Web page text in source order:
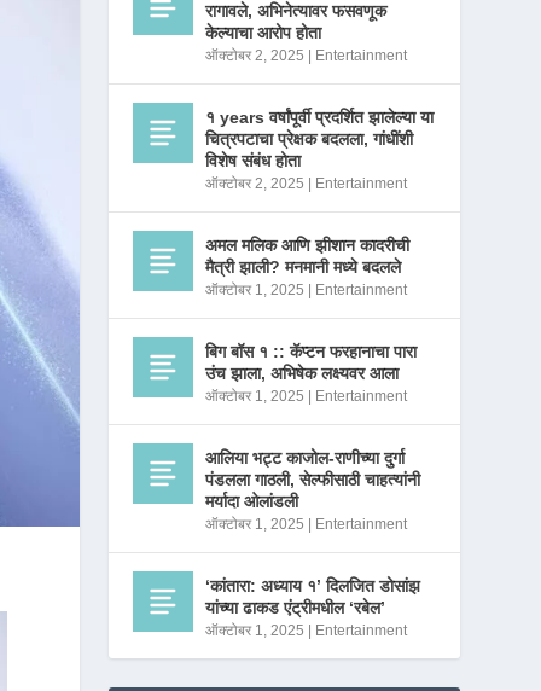
रागावले, अभिनेत्यावर फसवणूक
केल्याचा आरोप होता
ऑक्टोबर 2, 2025 Entertainment
१ years वर्षांपूर्वी प्रदर्शित झालेल्या या
चित्रपटाचा प्रेक्षक बदलला, गांधींशी
विशेष संबंध होता
ऑक्टोबर 2, 2025 Entertainment
अमल मलिक आणि झीशान कादरीची
मैत्री झाली? मनमानी मध्ये बदलले
ऑक्टोबर 1, 2025 Entertainment
बिग बॉस १ :: कॅप्टन फरहानाचा पारा
उंच झाला, अभिषेक लक्ष्यवर आला
ऑक्टोबर 1, 2025 Entertainment
आलिया भट्ट काजोल-राणीच्या दुर्गा
पंडलला गाठली, सेल्फीसाठी चाहत्यांनी
मर्यादा ओलांडली
ऑक्टोबर 1, 2025 Entertainment
‘कांतारा: अध्याय १’ दिलजित डोसांझ
यांच्या ढाकड एंट्रीमधील ‘रबेल’
ऑक्टोबर 1, 2025 Entertainment